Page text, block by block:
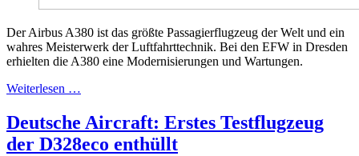
Der Airbus A380 ist das größte Passagierflugzeug der Welt und ein
wahres Meisterwerk der Luftfahrttechnik. Bei den EFW in Dresden
erhielten die A380 eine Modernisierungen und Wartungen.
Weiterlesen …
Deutsche Aircraft: Erstes Testflugzeug
der D328eco enthüllt